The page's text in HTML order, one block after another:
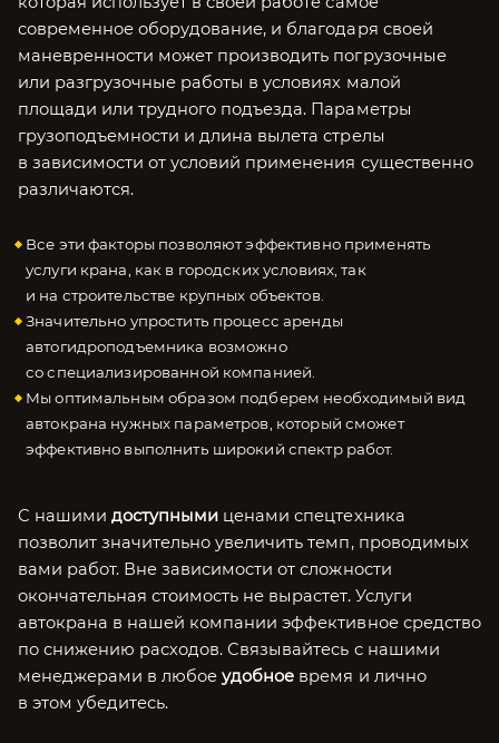
современное оборудование, и благодаря своей
маневренности может производить погрузочные
или разгрузочные работы в условиях малой
площади или трудного подъезда. Параметры
грузоподъемности и длина вылета стрелы
в зависимости от условий применения существенно
различаются.
Все эти факторы позволяют эффективно применять
услуги крана, как в городских условиях, так
и на строительстве крупных объектов.
Значительно упростить процесс аренды
автогидроподъемника возможно
со специализированной компанией.
Мы оптимальным образом подберем необходимый вид
автокрана нужных параметров, который сможет
эффективно выполнить широкий спектр работ.
С нашимидоступными ценами спецтехника
позволит значительно увеличить темп, проводимых
вами работ. Вне зависимости от сложности
окончательная стоимость не вырастет. Услуги
автокрана в нашей компании эффективное средство
по снижению расходов. Связывайтесь с нашими
менеджерами в любое удобное время и лично
в этом убедитесь.